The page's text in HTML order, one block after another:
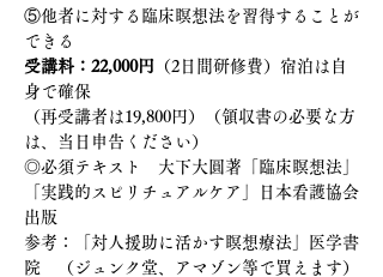
⑤他者に対する臨床瞑想法を習得することが
できる
受講料：22,000円 （2日間研修費）宿泊は自
身で確保
（再受講者は19,800円）（領収書の必要な方
は、当日申告ください）
◎必須テキスト　大下大圓著「臨床瞑想法」
「実践的スピリチュアルケア」日本看護協会
出版
参考：「対人援助に活かす瞑想療法」医学書
院　（ジュンク堂、アマゾン等で買えます）